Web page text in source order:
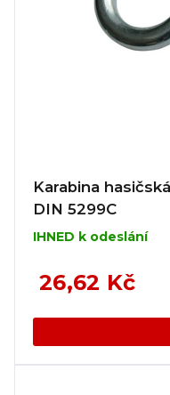
Karabina
DIN 5299C
IHNED k odeslání
26,62 Kč